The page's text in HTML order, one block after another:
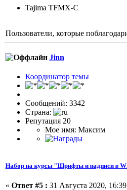
Tajima TFMX-C
Пользователи, которые
Jinn
Координатор темы
Сообщений: 3342
Страна:
Репутация 20
Мое имя: Максим
Набор на курсы "Шрифты и надписи в
« Ответ #5 : 31 Августа 2020,